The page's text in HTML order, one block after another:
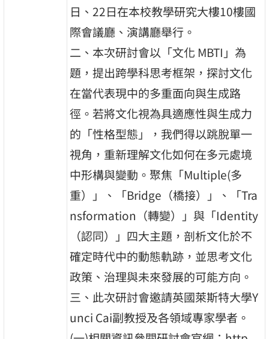
日、22日在本校教學研究大樓10樓國
際會議廳、演講廳舉行。
二、本次研討會以「文化 MBTI」為
題，提出跨學科思考框架，探討文化
在當代表現中的多重面向與生成路
徑。若將文化視為具適應性與生成力
的「性格型態」，我們得以跳脫單一
視角，重新理解文化如何在多元處境
中形構與變動。聚焦「Multiple(多
重）」、「Bridge（橋接）」、「Tra
nsformation（轉變）」與「Identity
（認同）」四大主題，剖析文化於不
確定時代中的動態軌跡，並思考文化
政策、治理與未來發展的可能方向。
三、此次研討會邀請英國萊斯特大學Y
unci Cai副教授及各領域專家學者。